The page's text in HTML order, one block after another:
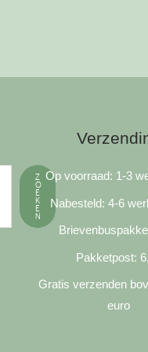
Z
O
E
K
E
N
Op voorraad: 1-3
Nabesteld: 4-6
Pakketpost:
Gratis verzenden
euro